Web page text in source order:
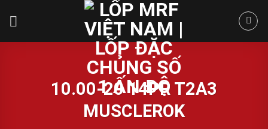
10.00-20 14PR T2A3
MUSCLEROK